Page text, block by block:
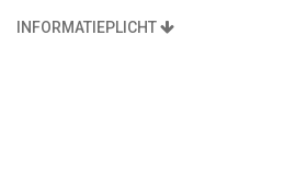
INFORMATIEPLICHT